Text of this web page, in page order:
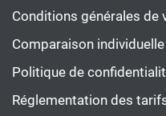
Conditions générales de
Comparaison
Politique de
Réglementation des